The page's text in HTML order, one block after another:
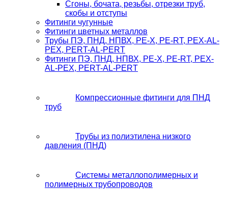
Сгоны, бочата, резьбы, отрезки труб,
скобы и отступы
Фитинги чугунные
Фитинги цветных металлов
Трубы ПЭ, ПНД, НПВХ, PE-X, PE-RT, PEX-AL-
PEX, PERT-AL-PERT
Фитинги ПЭ, ПНД, НПВХ, PE-X, PE-RT, PEX-
AL-PEX, PERT-AL-PERT
Компрессионные фитинги для ПНД
труб
Трубы из полиэтилена низкого
давления (ПНД)
Системы металлополимерных и
полимерных трубопроводов